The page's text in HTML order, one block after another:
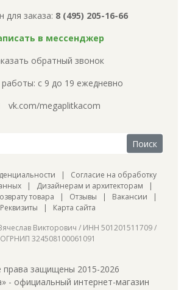
для заказа: 8 (495) 205-16-66
в мессенджер
обратный звонок
с 9 до 19 ежедневно
vk.com/megaplitkacom
| Согласие на обработку
| Дизайнерам и архитекторам |
товара | Отзывы | Вакансии |
Реквизиты | Карта сайта
Викторович / ИНН 501201511709 /
ОГРНИП 324508100061091
права защищены 2015-2026
- официальный интернет-магазин